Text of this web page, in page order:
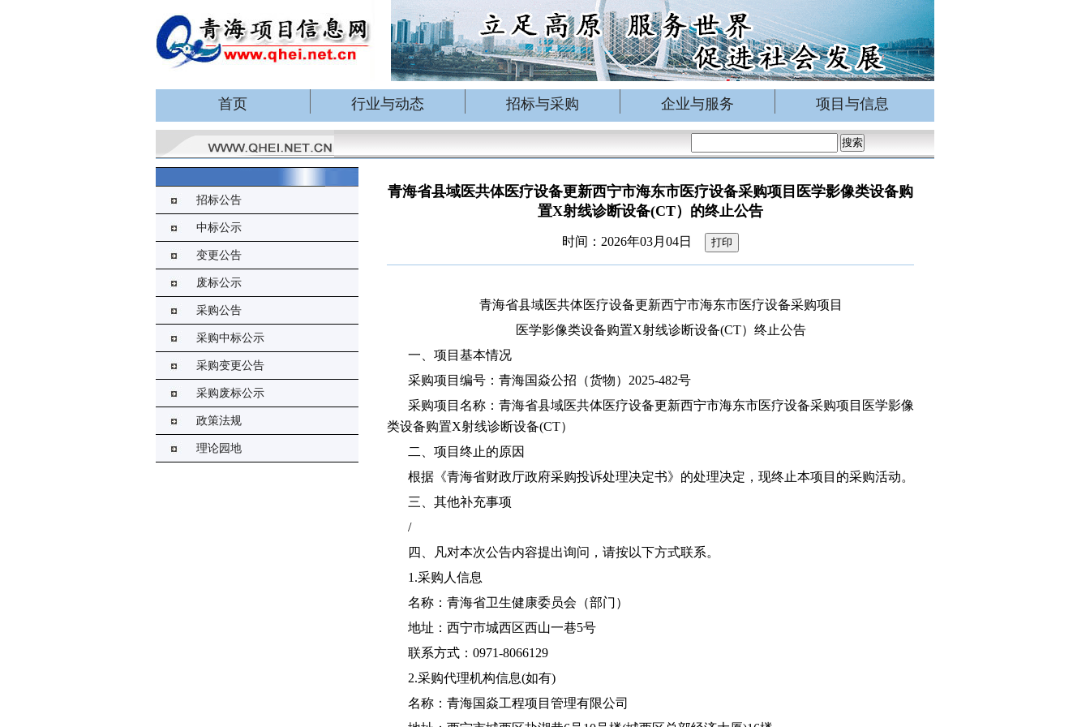
首页 行业与动态 招标与采购 企业与服务 项目与信息
招标公告
中标公示
变更公告
废标公示
采购公告
采购中标公示
采购变更公告
采购废标公示
政策法规
理论园地
青海省县域医共体医疗设备更新西宁市海东市医疗设备采购项目医学影像类设备购
置X射线诊断设备(CT）的终止公告
时间：2026年03月04日 打印
青海省县域医共体医疗设备更新西宁市海东市医疗设备采购项目
医学影像类设备购置X射线诊断设备(CT）终止公告
一、项目基本情况
采购项目编号：青海国焱公招（货物） 2025-482号
采购项目名称：青海省县域医共体医疗设备更新西宁市海东市医疗设备采购项目医学影像
类设备购置X射线诊断设备(CT）
二、项目终止的原因
根据《青海省财政厅政府采购投诉处理决定书》的处理决定，现终止本项目的采购活动。
三、其他补充事项
/
四、凡对本次公告内容提出询问，请按以下方式联系。
1.采购人信息
名称：青海省卫生健康委员会（部门）
地址：西宁市城西区西山一巷5号
联系方式： 0971-8066129
2.采购代理机构信息(如有)
名称：青海国焱工程项目管理有限公司